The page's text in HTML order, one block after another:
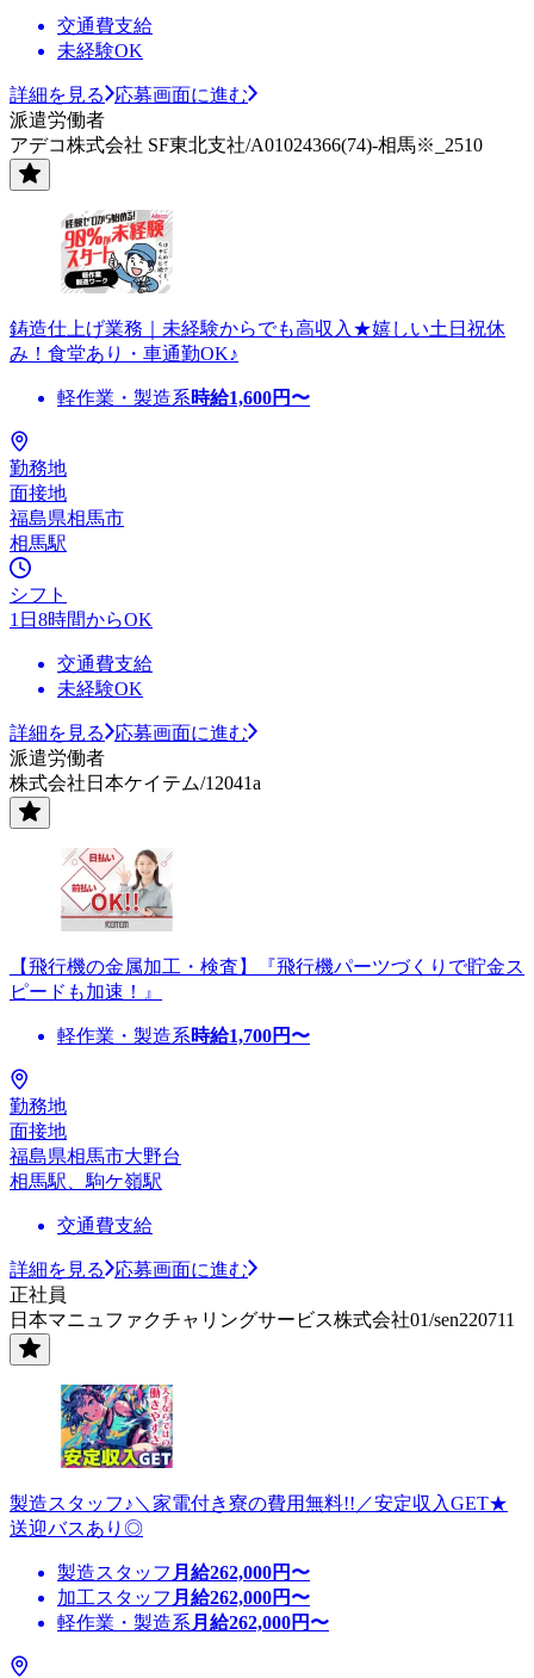
交通費支給
未経験OK
詳細を見る
応募画面に進む
派遣労働者
アデコ株式会社 SF東北支社/A01024366(74)-相馬※_2510
鋳造仕上げ業務｜未経験からでも高収入★嬉しい土日祝休
み！食堂あり・車通勤OK♪
軽作業・製造系時給1,600円〜
勤務地
面接地
福島県相馬市
相馬駅
シフト
1日8時間からOK
交通費支給
未経験OK
詳細を見る
応募画面に進む
派遣労働者
株式会社日本ケイテム/12041a
【飛行機の金属加工・検査】『飛行機パーツづくりで貯金ス
ピードも加速！』
軽作業・製造系時給1,700円〜
勤務地
面接地
福島県相馬市大野台
相馬駅、駒ケ嶺駅
交通費支給
詳細を見る
応募画面に進む
正社員
日本マニュファクチャリングサービス株式会社01/sen220711
製造スタッフ♪＼家電付き寮の費用無料!!／安定収入GET★
送迎バスあり◎
製造スタッフ 月給262,000円〜
加工スタッフ 月給262,000円〜
軽作業・製造系 月給262,000円〜